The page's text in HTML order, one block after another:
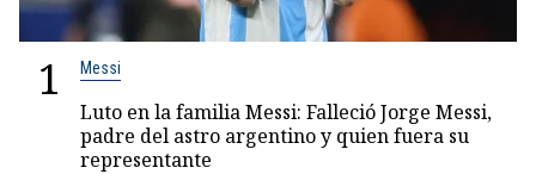
1 Messi
Luto en la familia Messi: Falleció Jorge Messi,
padre del astro argentino y quien fuera su
representante